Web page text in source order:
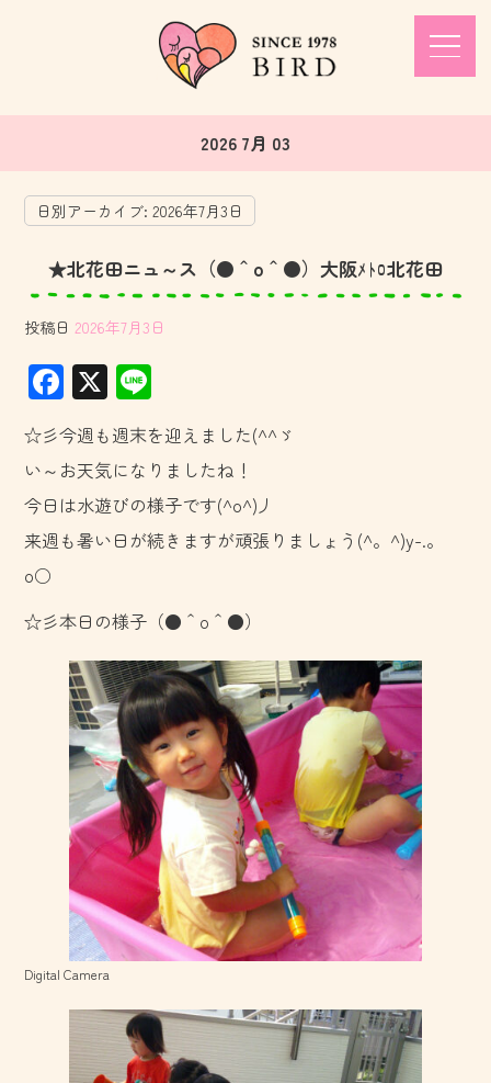
2026 7月 03
日別アーカイブ:2026年7月3日
★北花田ニュ～ス（●＾o＾●）大阪ﾒﾄﾛ北花田
投稿日 2026年7月3日
F
ac
e
b
o
ok
X
ne
☆彡今週も週末を迎えました(^^ゞ
い～お天気になりましたね！
今日は水遊びの様子です(^o^)丿
来週も暑い日が続きますが頑張りましょう(^。^)y-.。
o○
☆彡本日の様子（●＾o＾●）
Digital Camera